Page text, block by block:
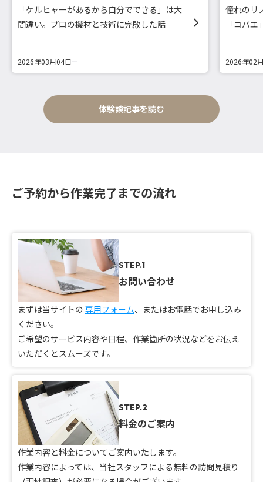
「ケルヒャーがあるから自分でできる」は大
間違い。プロの機材と技術に完敗した話
2026年03月04日
憧れのリ
「コバ
2026年02
体験談記事を読む
ご予約から作業完了までの流れ
STEP.1
お問い合わせ
まずは当サイトの 専用フォーム、またはお電話でお申し込み
ください。
ご希望のサービス内容や日程、作業箇所の状況などをお伝え
いただくとスムーズです。
STEP.2
料金のご案内
作業内容と料金についてご案内いたします。
作業内容によっては、当社スタッフによる無料の訪問見積り